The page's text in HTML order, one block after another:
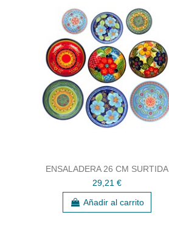
ENSALADERA 26 CM SURTIDA
29,21 €
Añadir al carrito